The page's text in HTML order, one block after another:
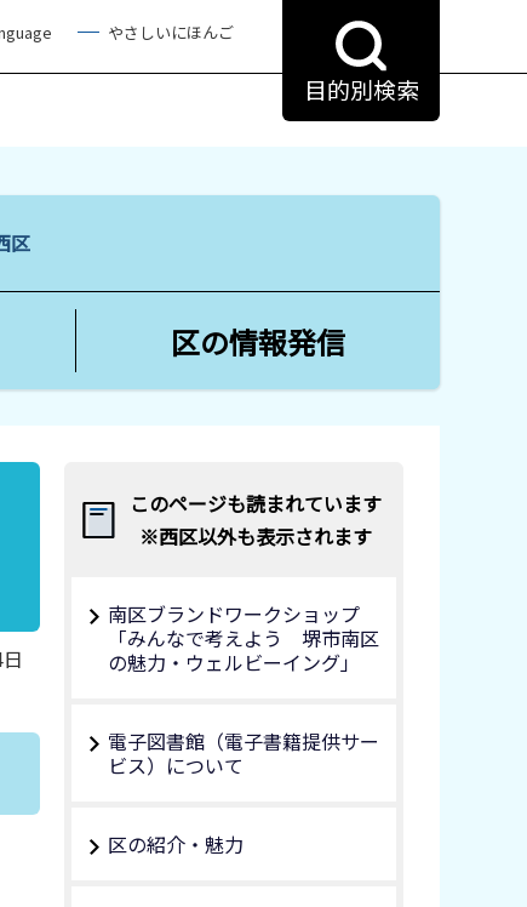
やさしいにほんご
目的別検索
区
区の情報発信
このページも読まれています
※西区以外も表示されます
南区ブランドワークショップ
「みんなで考えよう 堺市南区
の魅力・ウェルビーイング」
電子図書館（電子書籍提供サー
ビス）について
区の紹介・魅力